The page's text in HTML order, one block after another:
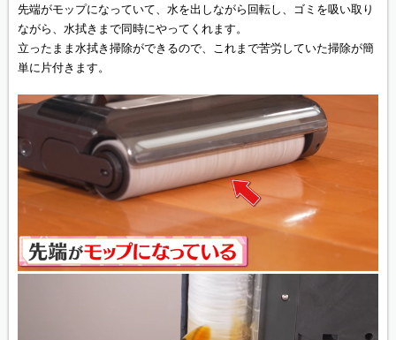
先端がモップになっていて、水を出しながら回転し、ゴミを吸い取り
ながら、水拭きまで同時にやってくれます。
立ったまま水拭き掃除ができるので、これまで苦労していた掃除が簡
単に片付きます。